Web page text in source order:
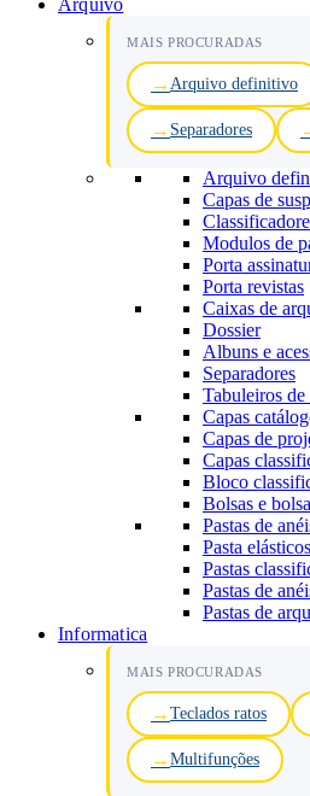
Arquivo
MAIS PROCURADAS
Arquivo definitivo
Separadores
Arquivo
Capas de
Modulos de
Porta
Porta revistas
Caixas de
Dossier
Albuns e
Separadores
Tabuleiros de
Capas
Capas de
Capas
Bloco
Bolsas e
Pastas de
Pasta
Pastas
Pastas de
Pastas de
Informatica
MAIS PROCURADAS
Teclados ratos
Multifunções